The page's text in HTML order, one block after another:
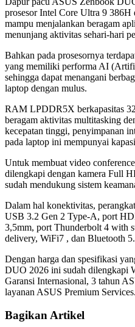
prosesor Intel Core Ultra 9 386H
mampu menjalankan beragam
menunjang aktivitas sehari-hari
Bahkan pada prosesornya
yang memiliki performa AI
sehingga dapat menangani
laptop dengan mulus.
RAM LPDDR5X berkapasitas
beragam aktivitas multitasking
kecepatan tinggi, penyimpanan
pada laptop ini mempunyai
Untuk membuat video
dilengkapi dengan kamera Full
sudah mendukung sistem
Dalam hal konektivitas,
USB 3.2 Gen 2 Type-A, port
3,5mm, port Thunderbolt 4 with
delivery, WiFi7 , dan Bluetooth
Dengan harga dan spesifikasi
DUO 2026 ini sudah dilengkapi
Garansi Internasional, 3 tahun
layanan ASUS Premium Services.
Bagikan Artikel